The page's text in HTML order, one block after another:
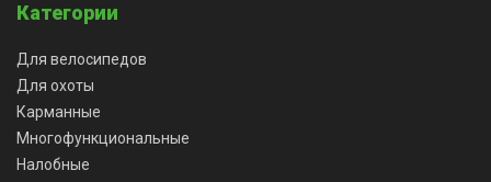
Категории
Для велосипедов
Для охоты
Карманные
Многофункциональные
Налобные